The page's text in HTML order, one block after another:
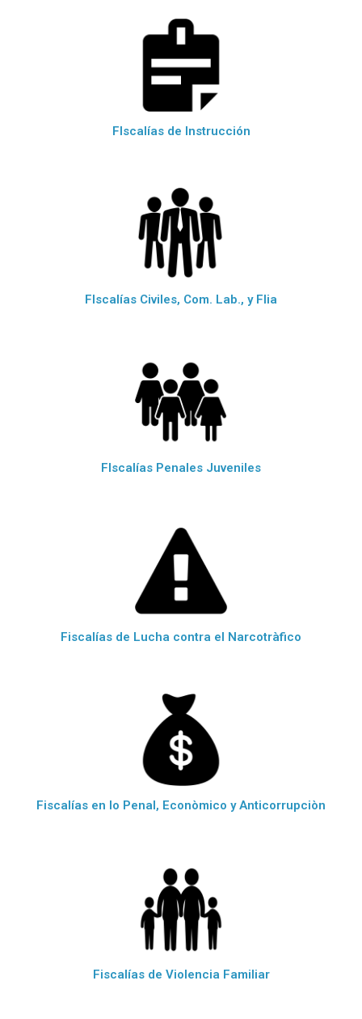
FIscalías de Instrucción
FIscalías Civiles, Com. Lab., y Flia
FIscalías Penales Juveniles
Fiscalías de Lucha contra el Narcotràfico
Fiscalías en lo Penal, Econòmico y Anticorrupciòn
Fiscalías de Violencia Familiar